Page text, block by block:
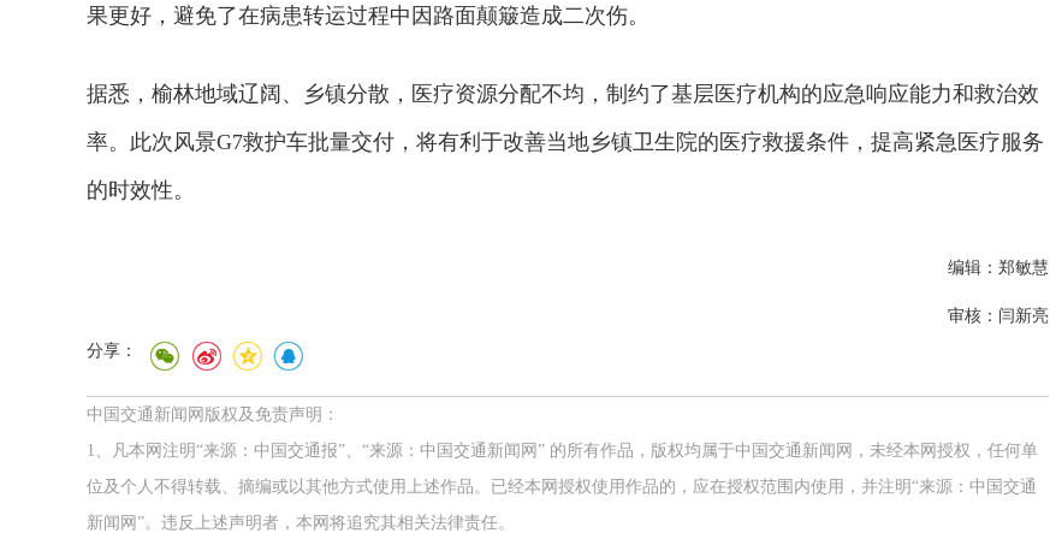
果更好，避免了在病患转运过程中因路面颠簸造成二次伤。
据悉，榆林地域辽阔、乡镇分散，医疗资源分配不均，制约了基层医疗机构的应急响应能力和救治效
率。此次风景G7救护车批量交付，将有利于改善当地乡镇卫生院的医疗救援条件，提高紧急医疗服务
的时效性。
编辑：郑敏慧
审核：闫新亮
分享：
中国交通新闻网版权及免责声明：
1、凡本网注明“来源：中国交通报”、“来源：中国交通新闻网” 的所有作品，版权均属于中国交通新闻网，未经本网授权，任何单
位及个人不得转载、摘编或以其他方式使用上述作品。已经本网授权使用作品的，应在授权范围内使用，并注明“来源：中国交通
新闻网”。违反上述声明者，本网将追究其相关法律责任。